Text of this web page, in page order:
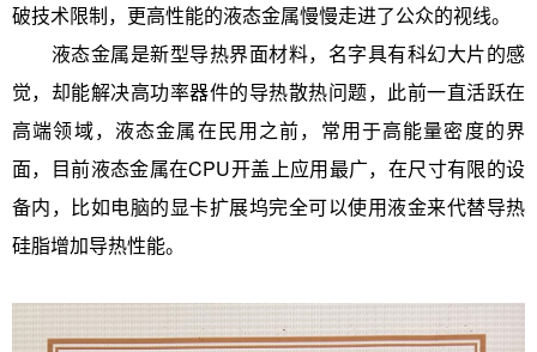
破技术限制，更高性能的液态金属慢慢走进了公众的视线。
液态金属是新型导热界面材料，名字具有科幻大片的感
觉，却能解决高功率器件的导热散热问题，此前一直活跃在
高端领域，液态金属在民用之前，常用于高能量密度的界
面，目前液态金属在CPU开盖上应用最广，在尺寸有限的设
备内，比如电脑的显卡扩展坞完全可以使用液金来代替导热
硅脂增加导热性能。